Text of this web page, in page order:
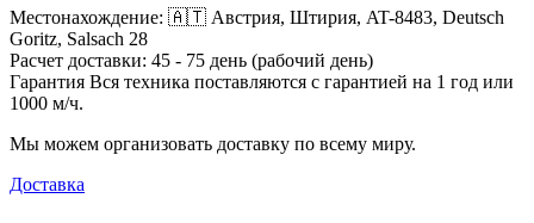
Местонахождение: 🇦🇹 Австрия, Штирия, AT-8483, Deutsch
Goritz, Salsach 28
Расчет доставки: 45 - 75 день (рабочий день)
Гарантия Вся техника поставляются с гарантией на 1 год или
1000 м/ч.
Мы можем организовать доставку по всему миру.
Доставка